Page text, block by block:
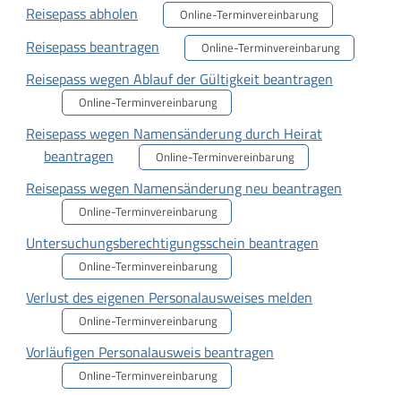
Reisepass abholen Online-Terminvereinbarung
Reisepass beantragen Online-Terminvereinbarung
Reisepass wegen Ablauf der Gültigkeit beantragen
Online-Terminvereinbarung
Reisepass wegen Namensänderung durch Heirat
beantragen
Online-Terminvereinbarung
Reisepass wegen Namensänderung neu beantragen
Online-Terminvereinbarung
Untersuchungsberechtigungsschein beantragen
Online-Terminvereinbarung
Verlust des eigenen Personalausweises melden
Online-Terminvereinbarung
Vorläufigen Personalausweis beantragen
Online-Terminvereinbarung